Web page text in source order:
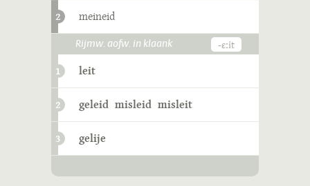
2 meineid
Rijmw. aofw. in klaank -ɛːit
1 leit
2 geleid misleid misleit
3 gelije